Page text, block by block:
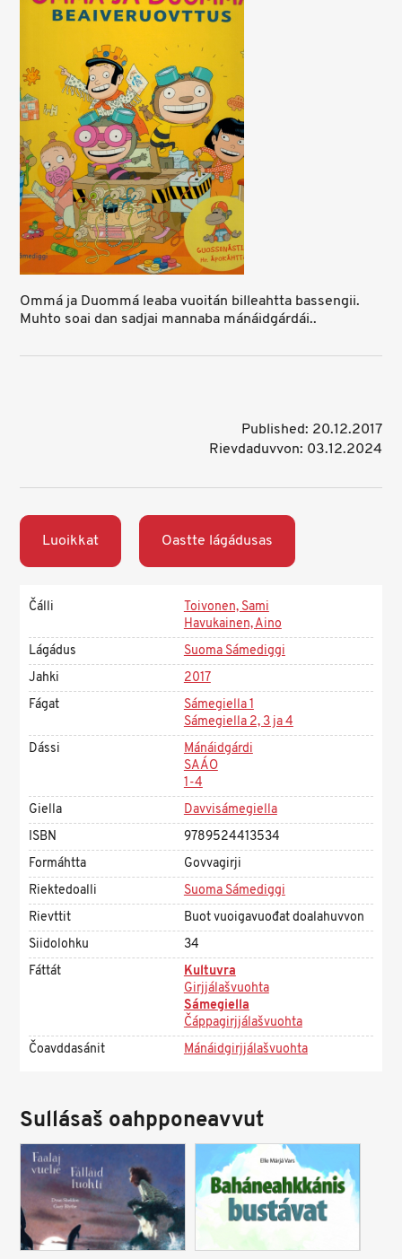
Ommá ja Duommá leaba vuoitán billeahtta bassengii.
Muhto soai dan sadjai mannaba mánáidgárdái..
Published: 20.12.2017
Rievdaduvvon: 03.12.2024
Luoikkat Oastte lágádusas
Čálli
Toivonen, Sami
Havukainen, Aino
Lágádus
Suoma Sámediggi
Jahki
2017
Fágat
Sámegiella 1
Sámegiella 2, 3 ja 4
Dássi
Mánáidgárdi
SAÁO
1-4
Giella
Davvisámegiella
ISBN
9789524413534
Formáhtta
Govvagirji
Riektedoalli
Suoma Sámediggi
Rievttit
Buot vuoigavuođat doalahuvvon
Siidolohku
34
Fáttát
Kultuvra
Girjjálašvuohta
Sámegiella
Čáppagirjjálašvuohta
Čoavddasánit
Mánáidgirjjálašvuohta
Sullásaš oahpponeavvut